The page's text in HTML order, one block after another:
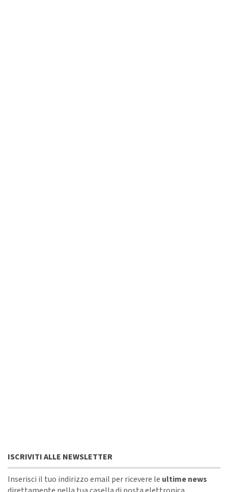
ISCRIVITI ALLE NEWSLETTER
Inserisci il tuo indirizzo email per ricevere le ultime news